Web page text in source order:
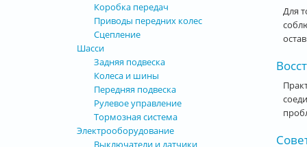
Для
Коробка передач
Приводы передних колес
Сцепление
Шасси
Задняя подвеска
Колеса и шины
Передняя подвеска
Рулевое управление
Тормозная система
Электрооборудование
Выключатели и датчики